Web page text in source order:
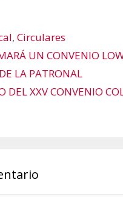
p
ar
ti
r
,Circulares
UN CONVENIO
LA PATRONAL
DEL XXV CONVENIO